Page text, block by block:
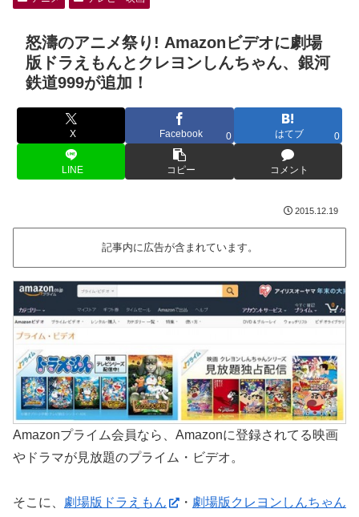
怒濤のアニメ祭り! Amazonビデオに劇場
版ドラえもんとクレヨンしんちゃん、銀河
鉄道999が追加！
X Facebook 0 はてブ 0
LINE コピー コメント
2015.12.19
記事内に広告が含まれています。
Amazonプライム会員なら、Amazonに登録されてる映画
やドラマが見放題のプライム・ビデオ。
そこに、 劇場版ドラえもん ・ 劇場版クレヨンしんちゃん